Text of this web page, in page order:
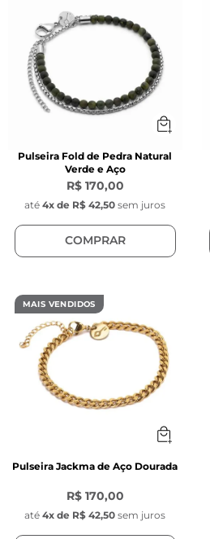
Pulseira Fold de Pedra Natural
Verde e Aço
R$ 170,00
até 4x de R$ 42,50 sem juros
COMPRAR
MAIS VENDIDOS
Pulseira Jackma de Aço Dourada
R$ 170,00
até 4x de R$ 42,50 sem juros